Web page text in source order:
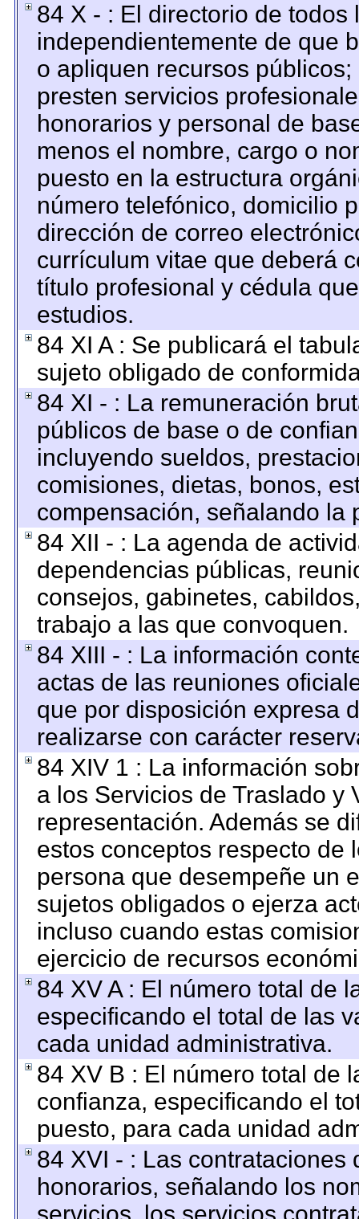
84 X - : El directorio de
independientemente de que
o apliquen recursos
presten servicios
honorarios y personal de
menos el nombre, cargo o
puesto en la estructura
número telefónico, domicilio
dirección de correo
currículum vitae que deberá
título profesional y cédula
estudios.
84 XI A : Se publicará el
sujeto obligado de
84 XI - : La remuneración
públicos de base o de
incluyendo sueldos,
comisiones, dietas, bonos,
compensación, señalando la
84 XII - : La agenda de
dependencias públicas,
consejos, gabinetes,
trabajo a las que convoquen.
84 XIII - : La información
actas de las reuniones
que por disposición expresa
realizarse con carácter
84 XIV 1 : La información
a los Servicios de Traslado y
representación. Además se
estos conceptos respecto de
persona que desempeñe un
sujetos obligados o ejerza
incluso cuando estas
ejercicio de recursos
84 XV A : El número total de
especificando el total de las
cada unidad administrativa.
84 XV B : El número total de
confianza, especificando el
puesto, para cada unidad
84 XVI - : Las
honorarios, señalando los